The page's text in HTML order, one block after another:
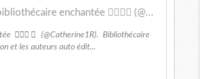
La bibliothécaire enchantée 🕵🏻‍♀️🐶 (@Catherine1R) | Twitter
🕵🏻‍♀️🐶 (@Catherine1R). Bibliothécaire
et les auteurs auto édit...